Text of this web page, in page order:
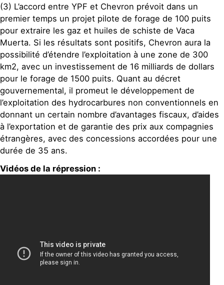
(3) L’accord entre YPF et Chevron prévoit dans un
premier temps un projet pilote de forage de 100 puits
pour extraire les gaz et huiles de schiste de Vaca
Muerta. Si les résultats sont positifs, Chevron aura la
possibilité d’étendre l’exploitation à une zone de 300
km2, avec un investissement de 16 milliards de dollars
pour le forage de 1500 puits. Quant au décret
gouvernemental, il promeut le développement de
l’exploitation des hydrocarbures non conventionnels en
donnant un certain nombre d’avantages fiscaux, d’aides
à l’exportation et de garantie des prix aux compagnies
étrangères, avec des concessions accordées pour une
durée de 35 ans.
Vidéos de la répression :